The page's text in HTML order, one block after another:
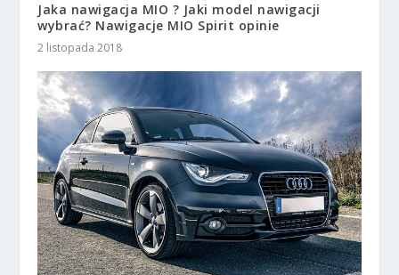
Jaka nawigacja MIO ? Jaki model nawigacji
wybrać? Nawigacje MIO Spirit opinie
2 listopada 2018